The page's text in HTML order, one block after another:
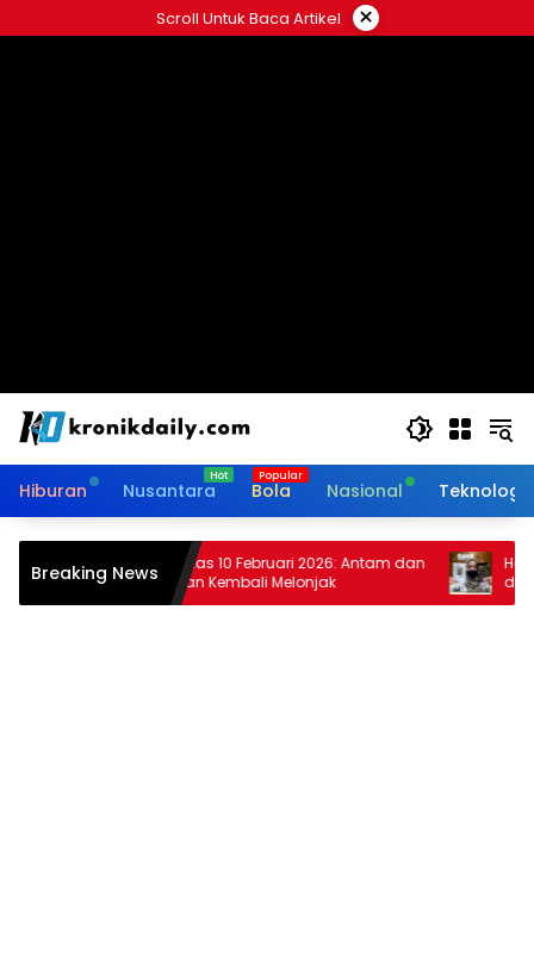
ke
Scroll Untuk Baca Artikel ×
Hiburan Nusantara Bola Nasional Teknologi
Breaking News
Harga Emas 10 Februari 2026: Antam dan
Pegadaian Kembali Melonjak
Harga
dan